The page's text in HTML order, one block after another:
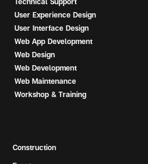
User Experience Design
User Interface Design
Web App Development
Web Design
Web Development
Web Maintenance
Workshop & Training
Construction